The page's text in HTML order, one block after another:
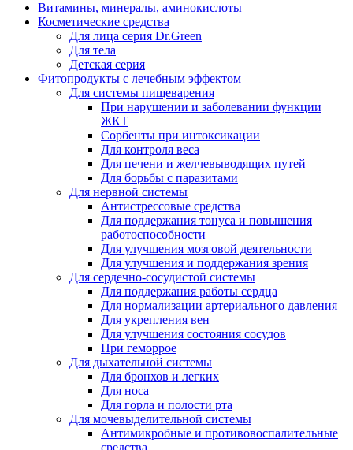
Витамины, минералы, аминокислоты
Косметические средства
Для лица серия Dr.Green
Для тела
Детская серия
Фитопродукты с лечебным эффектом
Для системы пищеварения
При нарушении и заболевании функции
ЖКТ
Сорбенты при интоксикации
Для контроля веса
Для печени и желчевыводящих путей
Для борьбы с паразитами
Для нервной системы
Антистрессовые средства
Для поддержания тонуса и повышения
работоспособности
Для улучшения мозговой деятельности
Для улучшения и поддержания зрения
Для сердечно-сосудистой системы
Для поддержания работы сердца
Для нормализации артериального давления
Для укрепления вен
Для улучшения состояния сосудов
При геморрое
Для дыхательной системы
Для бронхов и легких
Для носа
Для горла и полости рта
Для мочевыделительной системы
Антимикробные и противовоспалительные